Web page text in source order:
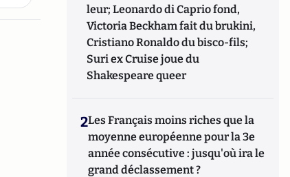
leur; Leonardo di Caprio fond,
Victoria Beckham fait du brukini,
Cristiano Ronaldo du bisco-fils;
Suri ex Cruise joue du
Shakespeare queer
2Les Français moins riches que la
moyenne européenne pour la 3e
année consécutive : jusqu'où ira le
grand déclassement ?